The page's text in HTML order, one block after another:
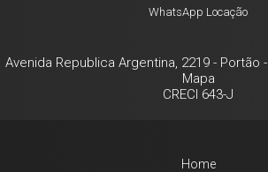
WhatsApp Locação
Avenida Republica Argentina, 2219- Portão -
Mapa
CRECI 643-J
Home